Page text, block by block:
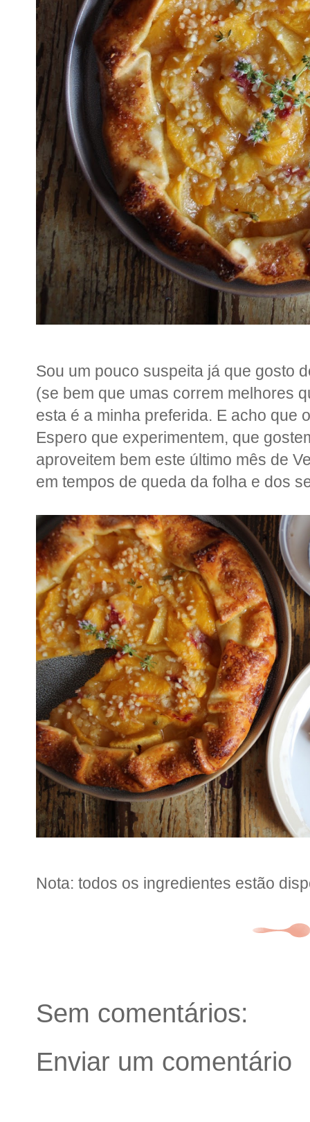
Sou um pouco suspeita já que gosto
(se bem que umas correm melhores
esta é a minha preferida. E acho que
Espero que experimentem, que
aproveitem bem este último mês de
em tempos de queda da folha e dos
Nota: todos os ingredientes estão
Sem comentários:
Enviar um comentário